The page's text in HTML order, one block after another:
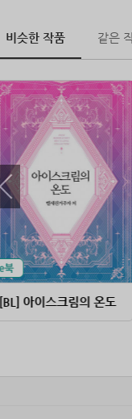
비슷한 작품 같은
[BL] 아이스크림의 온도